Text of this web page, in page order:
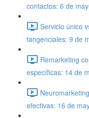
contactos: 6 de
Servicio único
tangenciales: 9 de
Remarketing
específicas: 14 de
efectivas: 16 de